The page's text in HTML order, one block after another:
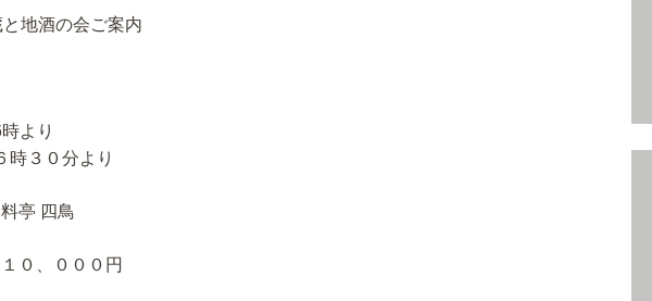
地酒の会ご案内
より
３０分より
亭 四鳥
、０００円